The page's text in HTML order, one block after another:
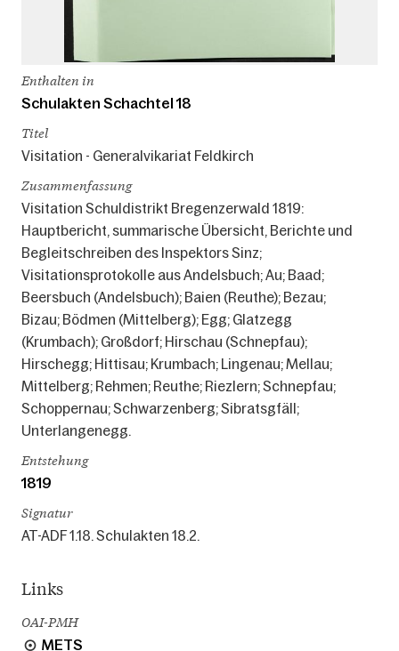
Enthalten in
Schulakten Schachtel 18
Titel
Visitation - Generalvikariat Feldkirch
Zusammenfassung
Visitation Schuldistrikt Bregenzerwald 1819:
Hauptbericht, summarische Übersicht, Berichte und
Begleitschreiben des Inspektors Sinz;
Visitationsprotokolle aus Andelsbuch; Au; Baad;
Beersbuch (Andelsbuch); Baien (Reuthe); Bezau;
Bizau; Bödmen (Mittelberg); Egg; Glatzegg
(Krumbach); Großdorf; Hirschau (Schnepfau);
Hirschegg; Hittisau; Krumbach; Lingenau; Mellau;
Mittelberg; Rehmen; Reuthe; Riezlern; Schnepfau;
Schoppernau; Schwarzenberg; Sibratsgfäll;
Unterlangenegg.
Entstehung
1819
Signatur
AT-ADF 1.18. Schulakten 18.2.
Links
OAI-PMH
METS